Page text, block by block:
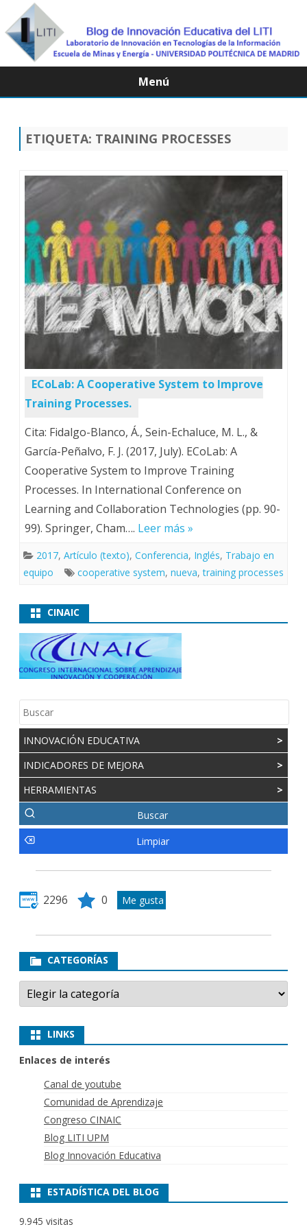
Menú
Saltar
ETIQUETA: TRAINING PROCESSES
ECoLab: A Cooperative System to Improve
Training Processes.
Cita: Fidalgo-Blanco, Á., Sein-Echaluce, M. L., &
García-Peñalvo, F. J. (2017, July). ECoLab: A
Cooperative System to Improve Training
Processes. In International Conference on
Learning and Collaboration Technologies (pp. 90-
99). Springer, Cham…. Leer más »
2017, Artículo (texto), Conferencia, Inglés, Trabajo en
equipo
cooperative system, nueva,training processes
CINAIC
INNOVACIÓN EDUCATIVA
>
INDICADORES DE MEJORA
>
HERRAMIENTAS
>
2296 0
CATEGORÍAS
Categorías
LINKS
Enlaces de interés
Canal de youtube
Comunidad de Aprendizaje
Congreso CINAIC
Blog LITI UPM
Blog Innovación Educativa
ESTADÍSTICA DEL BLOG
9.945 visitas